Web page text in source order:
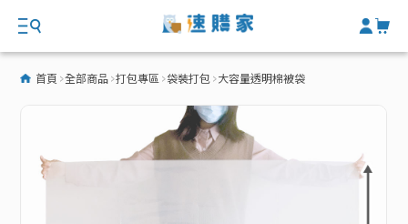
首頁 全部商品 打包專區 袋裝打包 大容量透明棉被袋